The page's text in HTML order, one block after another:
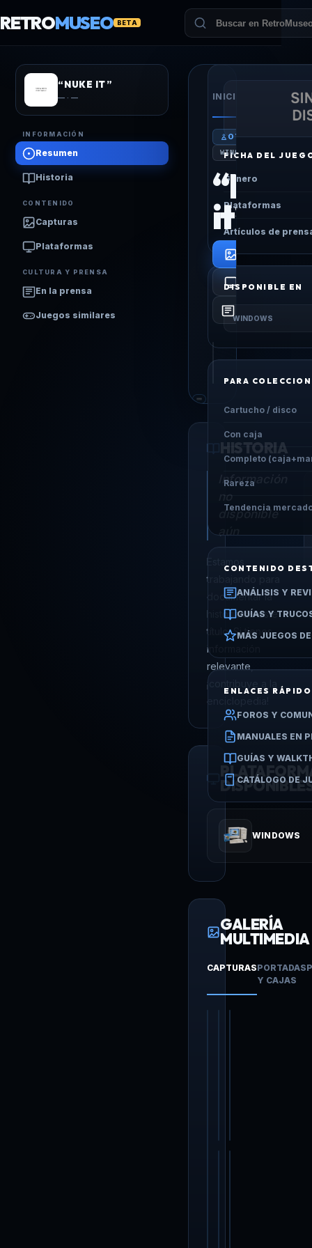
RETROMUSEO BETA
“NUKE IT”
— · —
INFORMACIÓN
Resumen
Historia
CONTENIDO
Capturas
Plataformas
CULTURA Y PRENSA
En la prensa
Juegos similares
INICIO
IT”
OTROS
WINDOWS
“Nuke
it”
PLATAFORMAS
1 1
HISTORIA
Información
no
disponible
aún
Estamos
trabajando para
documentar la
historia de este
título. Si tienes
información
relevante,
¡contribuye a la
enciclopedia!
WINDOWS
GALERÍA
MULTIMEDIA
CAPTURASPORTADAS
Y CAJAS
FICHA DEL
Género
Plataformas
Artículos de
DISPONIBLE EN
WINDOWS
PARA
Cartucho / disco
Con caja
Completo
Rareza
Tendencia
CONTENIDO
ANÁLISIS Y
GUÍAS Y
MÁS JUEGOS
ENLACES
FOROS Y
MANUALES EN
GUÍAS Y
CATÁLOGO DE